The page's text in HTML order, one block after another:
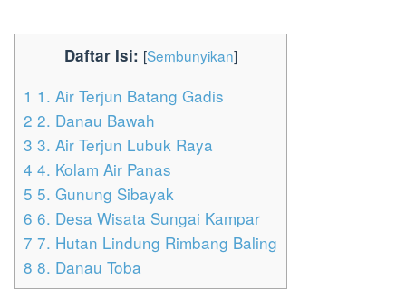
Daftar Isi: [Sembunyikan]
1 1. Air Terjun Batang Gadis
2 2. Danau Bawah
3 3. Air Terjun Lubuk Raya
4 4. Kolam Air Panas
5 5. Gunung Sibayak
6 6. Desa Wisata Sungai Kampar
7 7. Hutan Lindung Rimbang Baling
8 8. Danau Toba